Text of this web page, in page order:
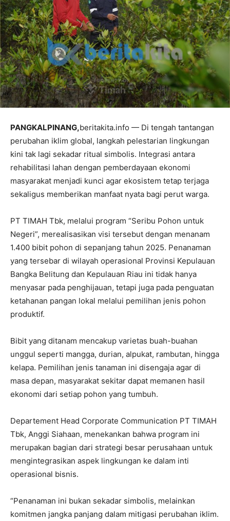
PANGKALPINANG,beritakita.info — Di tengah tantangan
perubahan iklim global, langkah pelestarian lingkungan
kini tak lagi sekadar ritual simbolis. Integrasi antara
rehabilitasi lahan dengan pemberdayaan ekonomi
masyarakat menjadi kunci agar ekosistem tetap terjaga
sekaligus memberikan manfaat nyata bagi perut warga.
PT TIMAH Tbk, melalui program “Seribu Pohon untuk
Negeri”, merealisasikan visi tersebut dengan menanam
1.400 bibit pohon di sepanjang tahun 2025. Penanaman
yang tersebar di wilayah operasional Provinsi Kepulauan
Bangka Belitung dan Kepulauan Riau ini tidak hanya
menyasar pada penghijauan, tetapi juga pada penguatan
ketahanan pangan lokal melalui pemilihan jenis pohon
produktif.
Bibit yang ditanam mencakup varietas buah-buahan
unggul seperti mangga, durian, alpukat, rambutan, hingga
kelapa. Pemilihan jenis tanaman ini disengaja agar di
masa depan, masyarakat sekitar dapat memanen hasil
ekonomi dari setiap pohon yang tumbuh.
Departement Head Corporate Communication PT TIMAH
Tbk, Anggi Siahaan, menekankan bahwa program ini
merupakan bagian dari strategi besar perusahaan untuk
mengintegrasikan aspek lingkungan ke dalam inti
operasional bisnis.
“Penanaman ini bukan sekadar simbolis, melainkan
komitmen jangka panjang dalam mitigasi perubahan iklim.